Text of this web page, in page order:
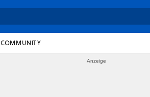
COMMUNITY